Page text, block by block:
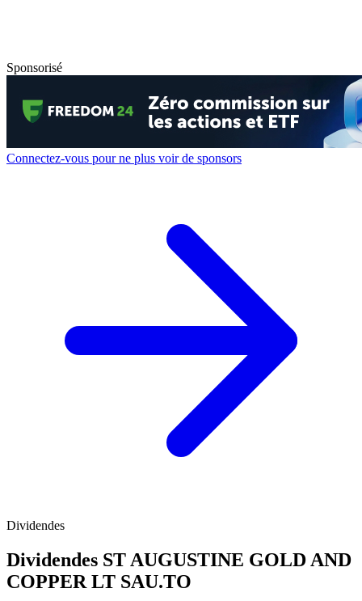
Sponsorisé
Connectez-vous pour ne plus voir de sponsors
Dividendes
Dividendes ST AUGUSTINE GOLD AND
COPPER LT SAU.TO